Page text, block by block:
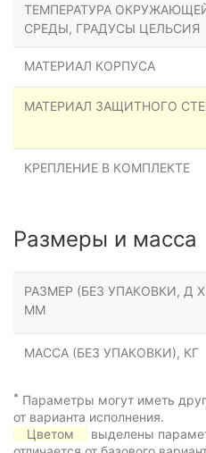
ТЕМПЕРАТУРА
СРЕДЫ, ГРАДУСЫ ЦЕЛЬСИЯ
МАТЕРИАЛ КОРПУСА
МАТЕРИАЛ ЗАЩИТНОГО
КРЕПЛЕНИЕ В КОМПЛЕКТЕ
Размеры и масса
РАЗМЕР (БЕЗ УПАКОВКИ, Д
ММ
МАССА (БЕЗ УПАКОВКИ), КГ
* Параметры могут иметь
от варианта исполнения.
Цветом
выделены